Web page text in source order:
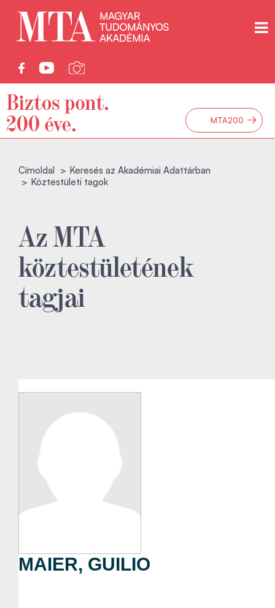
MTA200 →
Címoldal
Keresés az Akadémiai Adattárban
Köztestületi tagok
Az MTA
köztestületének
tagjai
MAIER, GUILIO